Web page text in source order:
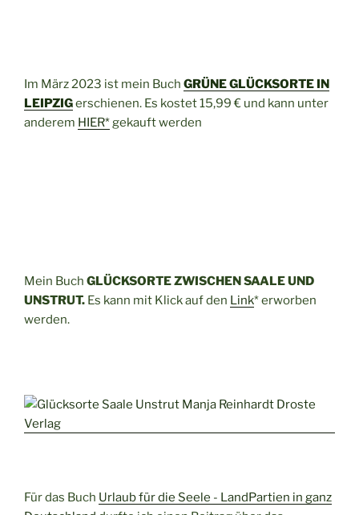
Im März 2023 ist mein Buch GRÜNE GLÜCKSORTE IN
LEIPZIGerschienen. Es kostet 15,99 € und kann unter
anderem HIER*gekauft werden
Mein Buch GLÜCKSORTE ZWISCHEN SAALE UND
UNSTRUT. Es kann mit Klick auf den Link* erworben
werden.
Für das Buch Urlaub für die Seele - LandPartien in ganz